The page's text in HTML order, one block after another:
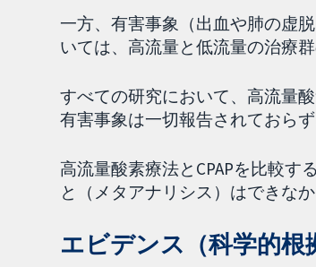
一方、有害事象（出血や肺の虚
いては、高流量と低流量の治療
すべての研究において、高流量
有害事象は一切報告されておら
高流量酸素療法とCPAPを比較す
と（メタアナリシス）はできな
エビデンス（科学的根